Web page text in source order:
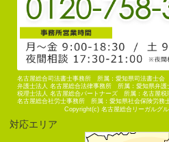
名古屋総合司法書士事務所 所属：愛知県司法書士会
弁護士法人 名古屋総合法律事務所 所属：愛知県弁護
税理士法人 名古屋総合パートナーズ 所属：名古屋税
名古屋総合社労士事務所 所属：愛知県社会保険労務
Copyright(c) 名古屋総合リーガルグ
対応エリア